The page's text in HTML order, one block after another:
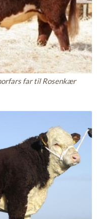
far til Rosenkær